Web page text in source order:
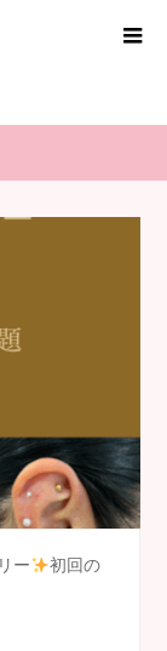
ー
初回の